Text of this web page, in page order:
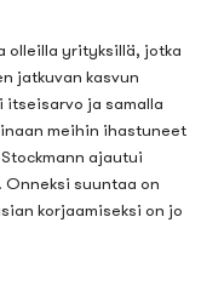
olleilla yrityksillä, jotka
jatkuvan kasvun
itseisarvo ja samalla
meihin ihastuneet
ajautui
Onneksi suuntaa on
korjaamiseksi on jo